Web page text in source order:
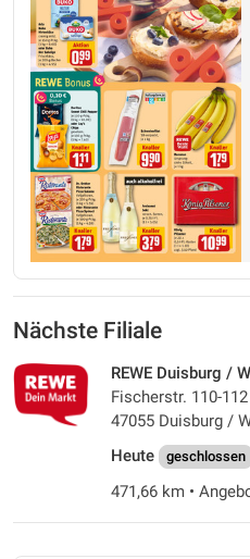
Nächste Filiale
REWE Duisburg /
Fischerstr. 110-112
47055 Duisburg /
Heute
geschlossen
471,66 km •